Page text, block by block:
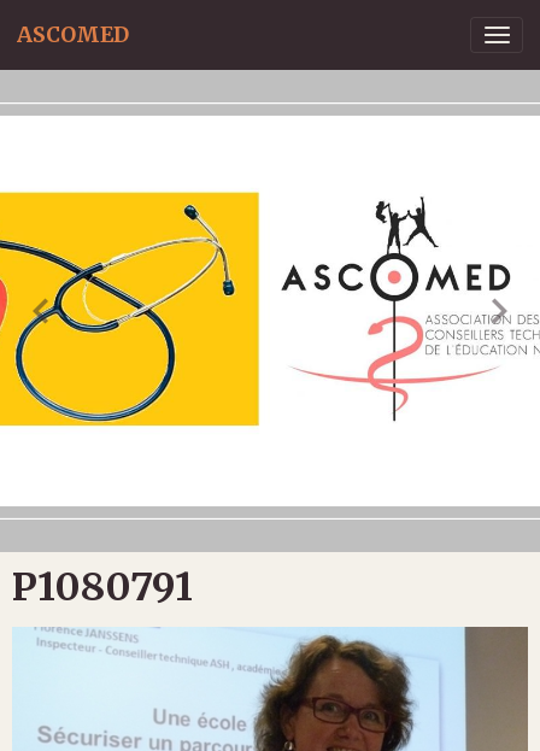
ASCOMED
P1080791